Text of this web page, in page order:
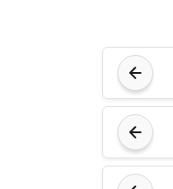
ريال مدريد
نوتنغهام
فورست